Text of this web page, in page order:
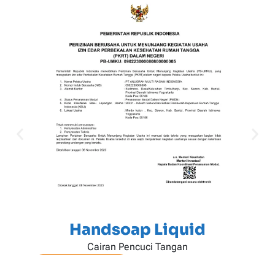
Handsoap Liquid
Cairan Pencuci Tangan